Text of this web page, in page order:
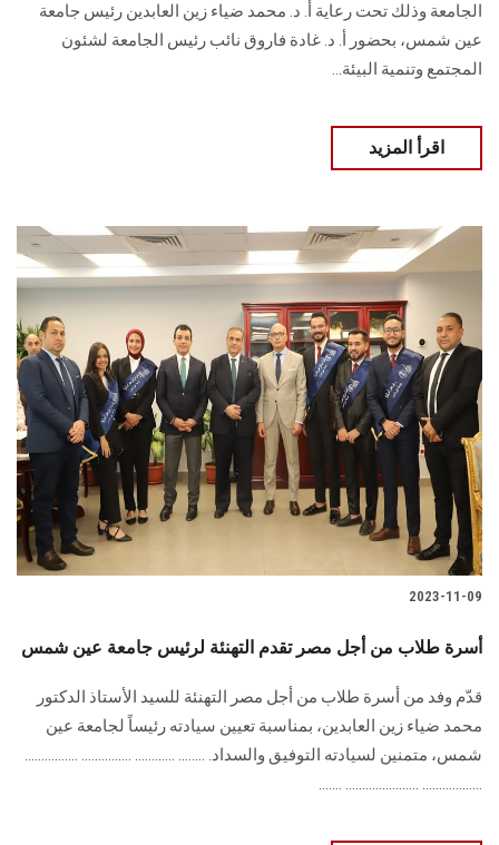
سجل الان
الجامعة وذلك تحت رعاية أ. د. محمد ضياء زين العابدين رئيس جامعة
عين شمس، بحضور أ. د. غادة فاروق نائب رئيس الجامعة لشئون
المجتمع وتنمية البيئة...
اقرأ المزيد
2023-11-09
أسرة طلاب من أجل مصر تقدم التهنئة لرئيس جامعة عين شمس
قدّم وفد من أسرة طلاب من أجل مصر التهنئة للسيد الأستاذ الدكتور
محمد ضياء زين العابدين، بمناسبة تعيين سيادته رئيساً لجامعة عين
شمس، متمنين لسيادته التوفيق والسداد. ........ ............ ............... ................
.................. ...................... .......